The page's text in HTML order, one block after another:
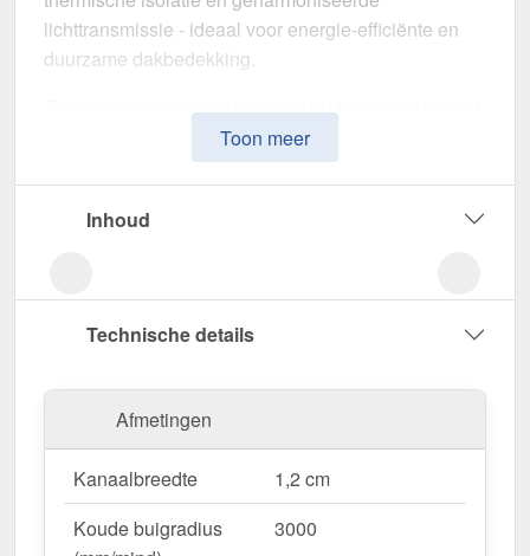
lichttransmissie - ideaal voor energie-efficiënte en
duurzame dakbedekking.
Zonder een duurzame kanaalplaat kan een dak snel
warmte verliezen en door het weer worden
aangetast. Deze kanaalplaat is speciaal ontwikkeld
lichtdoorlatende, thermisch isolerende
materiaaldikte van 16 mm, biedt het een robuuste
dakoplossing. Deplaatbreedte van 98 cm
een snelle en efficiënte montage mogelijk. De
Grafietvariant zorgt voor optimale
lichtomstandigheden en past harmonieus in uw
omgeving, terwijl dekamerbreedte van 1,2 cm
Toon meer
Inhoud
Technische details
Afmetingen
Kanaalbreedte
1,2 cm
Koude buigradius
3000